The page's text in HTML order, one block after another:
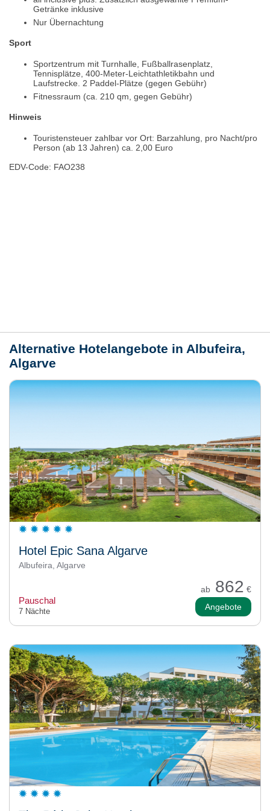
Getränke inklusive
Nur Übernachtung
Sport
Sportzentrum mit Turnhalle, Fußballrasenplatz,
Tennisplätze, 400-Meter-Leichtathletikbahn und
Laufstrecke. 2 Paddel-Plätze (gegen Gebühr)
Fitnessraum (ca. 210 qm, gegen Gebühr)
Hinweis
Touristensteuer zahlbar vor Ort: Barzahlung, pro Nacht/pro
Person (ab 13 Jahren) ca. 2,00 Euro
EDV-Code: FAO238
Alternative Hotelangebote in Albufeira,
Algarve
Hotel Epic Sana Algarve
Albufeira, Algarve
ab 862 €
Pauschal
7 Nächte Angebote